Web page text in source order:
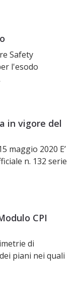
Safety
l'esodo
in vigore del
maggio 2020 E’
n. 132 serie
CPI
di
piani nei quali